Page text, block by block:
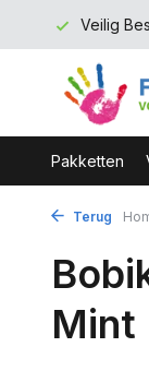
Veilig
Pakketten
Terug
Mint